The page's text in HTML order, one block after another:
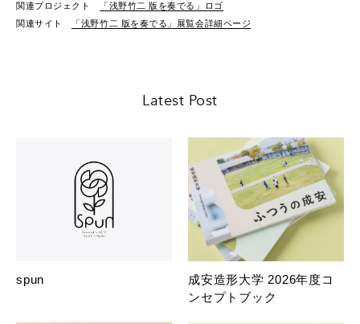
関連プロジェクト
「浅野竹二 版を奏でる」ロゴ
関連サイト
「浅野竹二 版を奏でる」展覧会詳細ページ
Latest Post
spun
成安造形大学 2026年度コ
ンセプトブック